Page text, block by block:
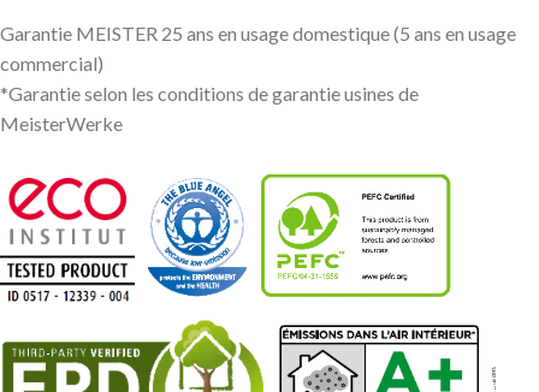
Garantie MEISTER 25 ans en usage domestique (5 ans en usage
commercial)
*Garantie selon les conditions de garantie usines de
MeisterWerke